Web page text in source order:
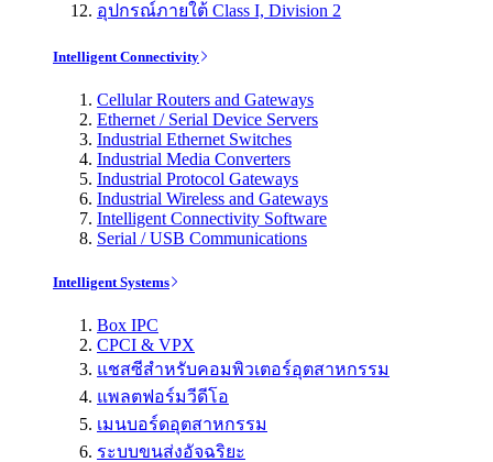
อุปกรณ์ภายใต้ Class I, Division 2
Intelligent Connectivity
Cellular Routers and Gateways
Ethernet / Serial Device Servers
Industrial Ethernet Switches
Industrial Media Converters
Industrial Protocol Gateways
Industrial Wireless and Gateways
Intelligent Connectivity Software
Serial / USB Communications
Intelligent Systems
Box IPC
CPCI & VPX
แชสซีสำหรับคอมพิวเตอร์อุตสาหกรรม
แพลตฟอร์มวีดีโอ
เมนบอร์ดอุตสาหกรรม
ระบบขนส่งอัจฉริยะ